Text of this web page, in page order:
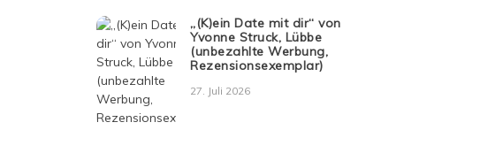
„(K)ein Date mit dir“ von
Yvonne Struck, Lübbe
(unbezahlte Werbung,
Rezensionsexemplar)
27. Juli 2026